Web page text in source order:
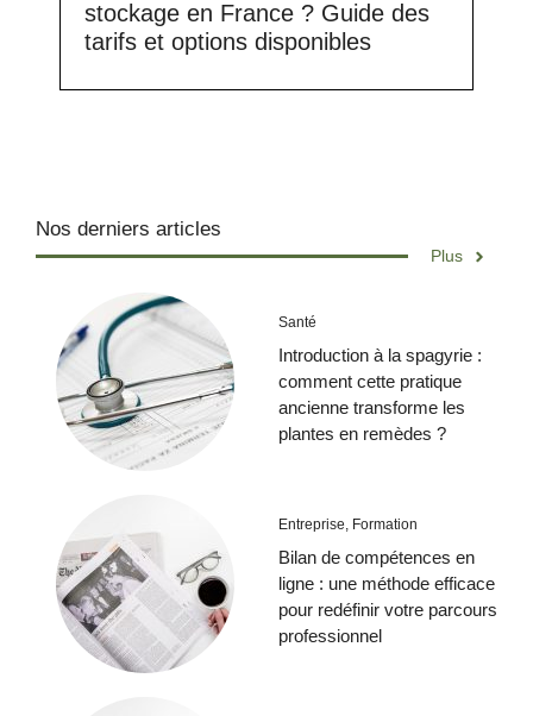
stockage en France ? Guide des
tarifs et options disponibles
Nos derniers articles
Plus
Santé
Introduction à la spagyrie :
comment cette pratique
ancienne transforme les
plantes en remèdes ?
Entreprise, Formation
Bilan de compétences en
ligne : une méthode efficace
pour redéfinir votre parcours
professionnel